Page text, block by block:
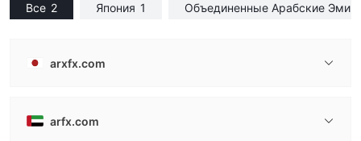
Все 2 Япония 1 Объединенные Арабские
arxfx.com
arfx.com